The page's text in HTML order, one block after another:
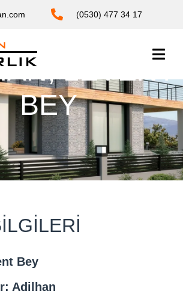
(0530) 477 34 17
LEVENT
BEY
Bey
Adilhan